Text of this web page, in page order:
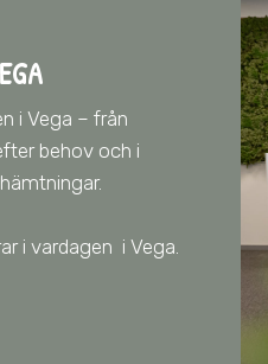
i Vega – från
behov och i
i vardagen i Vega